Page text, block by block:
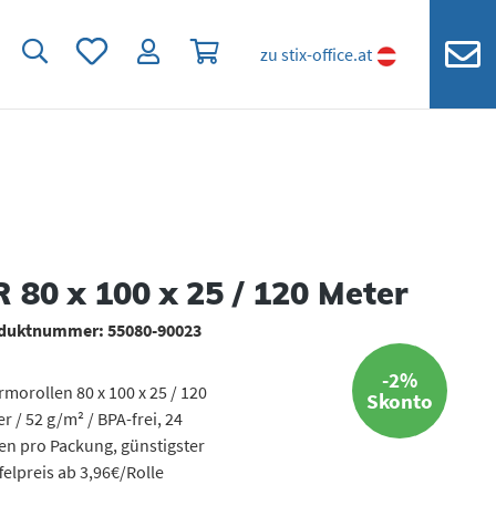
Du hast 0 Produkte auf dem Merkzettel
Warenkorb enthält 0 Positionen.
zu stix-office.at
80 x 100 x 25 / 120 Meter
55080-90023
-2%
Skonto
80 x 100 x 25 / 120
/ 52 g/m² / BPA-frei, 24
pro Packung, günstigster
ab 3,96€/Rolle